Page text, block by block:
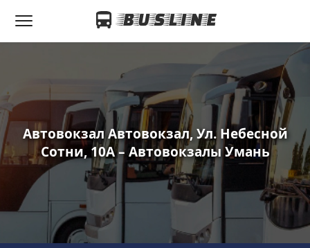
Автовокзал Автовокзал, Ул. Небесной
Сотни, 10А – Автовокзалы Умань